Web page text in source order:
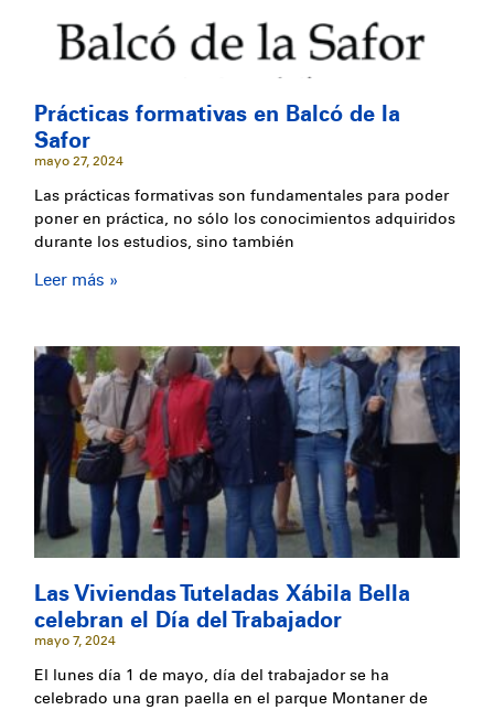
Prácticas formativas en Balcó de la
Safor
mayo 27, 2024
Las prácticas formativas son fundamentales para poder
poner en práctica, no sólo los conocimientos adquiridos
durante los estudios, sino también
Leer más »
Las Viviendas Tuteladas Xábila Bella
celebran el Día del Trabajador
mayo 7, 2024
El lunes día 1 de mayo, día del trabajador se ha
celebrado una gran paella en el parque Montaner de